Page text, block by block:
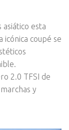
esta
icónica coupé se
2.0 TFSI de
y